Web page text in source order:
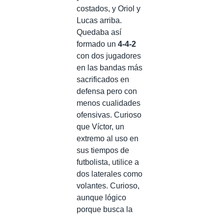
costados, y Oriol y
Lucas arriba.
Quedaba así
formado un 4-4-2
con dos jugadores
en las bandas más
sacrificados en
defensa pero con
menos cualidades
ofensivas. Curioso
que Víctor, un
extremo al uso en
sus tiempos de
futbolista, utilice a
dos laterales como
volantes. Curioso,
aunque lógico
porque busca la